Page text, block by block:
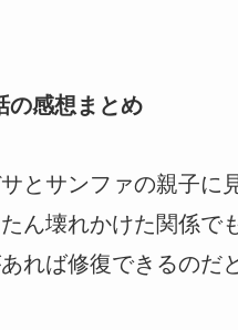
の感想まとめ
とサンファの親子に
ん壊れかけた関係で
れば修復できるのだ